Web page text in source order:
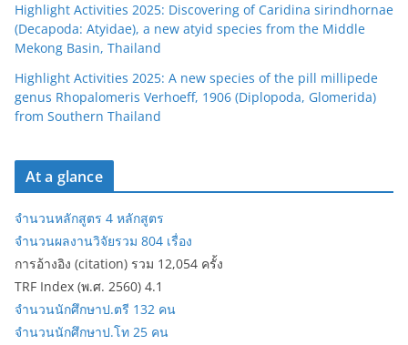
Highlight Activities 2025: Discovering of Caridina sirindhornae
(Decapoda: Atyidae), a new atyid species from the Middle
Mekong Basin, Thailand
Highlight Activities 2025: A new species of the pill millipede
genus Rhopalomeris Verhoeff, 1906 (Diplopoda, Glomerida)
from Southern Thailand
At a glance
จำนวนหลักสูตร 4 หลักสูตร
จำนวนผลงานวิจัยรวม 804 เรื่อง
การอ้างอิง (citation) รวม 12,054 ครั้ง
TRF Index (พ.ศ. 2560) 4.1
จำนวนนักศึกษาป.ตรี 132 คน
จำนวนนักศึกษาป.โท 25 คน